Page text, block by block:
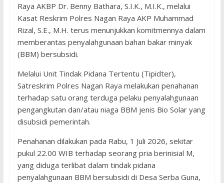
Raya AKBP Dr. Benny Bathara, S.I.K., M.I.K., melalui
Kasat Reskrim Polres Nagan Raya AKP Muhammad
Rizal, S.E., M.H. terus menunjukkan komitmennya dalam
memberantas penyalahgunaan bahan bakar minyak
(BBM) bersubsidi.
Melalui Unit Tindak Pidana Tertentu (Tipidter),
Satreskrim Polres Nagan Raya melakukan penahanan
terhadap satu orang terduga pelaku penyalahgunaan
pengangkutan dan/atau niaga BBM jenis Bio Solar yang
disubsidi pemerintah.
Penahanan dilakukan pada Rabu, 1 Juli 2026, sekitar
pukul 22.00 WIB terhadap seorang pria berinisial M,
yang diduga terlibat dalam tindak pidana
penyalahgunaan BBM bersubsidi di Desa Serba Guna,